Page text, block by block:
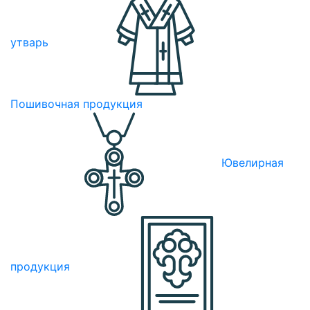
утварь
Пошивочная продукция
Ювелирная
продукция